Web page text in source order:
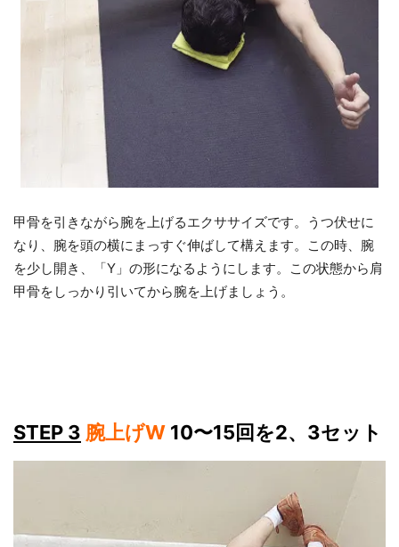
甲骨を引きながら腕を上げるエクササイズです。うつ伏せに
なり、腕を頭の横にまっすぐ伸ばして構えます。この時、腕
を少し開き、「Y」の形になるようにします。この状態から肩
甲骨をしっかり引いてから腕を上げましょう。
STEP 3 腕上げW 10〜15回を2、3セット